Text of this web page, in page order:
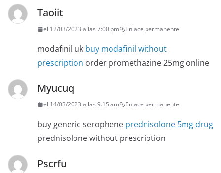
Taoiit
el 12/03/2023 a las 7:00 pm Enlace permanente
modafinil uk buy modafinil without
prescription order promethazine 25mg online
Myucuq
el 14/03/2023 a las 9:15 am Enlace permanente
buy generic serophene prednisolone 5mg drug
prednisolone without prescription
Pscrfu